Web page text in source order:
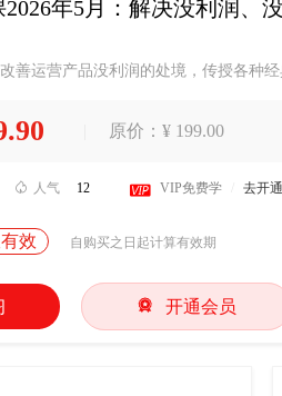
年5月：解决没利润、
善运营产品没利润的处境，传授各种
识自己优劣，确定自己优势。你是否
铺没流量，不知道如何给店铺引流。3.
原价：¥ 199.00
 人气 12  VIP免费学 去开通
效 自购买之日起计算有效期
 开通会员